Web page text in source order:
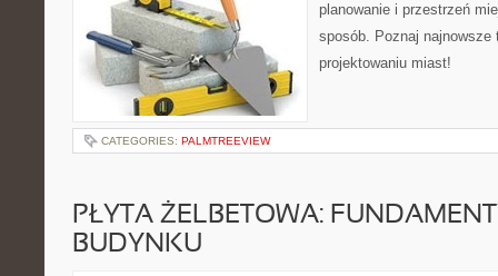
planowanie i przestrzeń
sposób. Poznaj najnowsze
projektowaniu miast!
CATEGORIES: PALMTREEVIEW
PŁYTA ŻELBETOWA:
BUDYNKU